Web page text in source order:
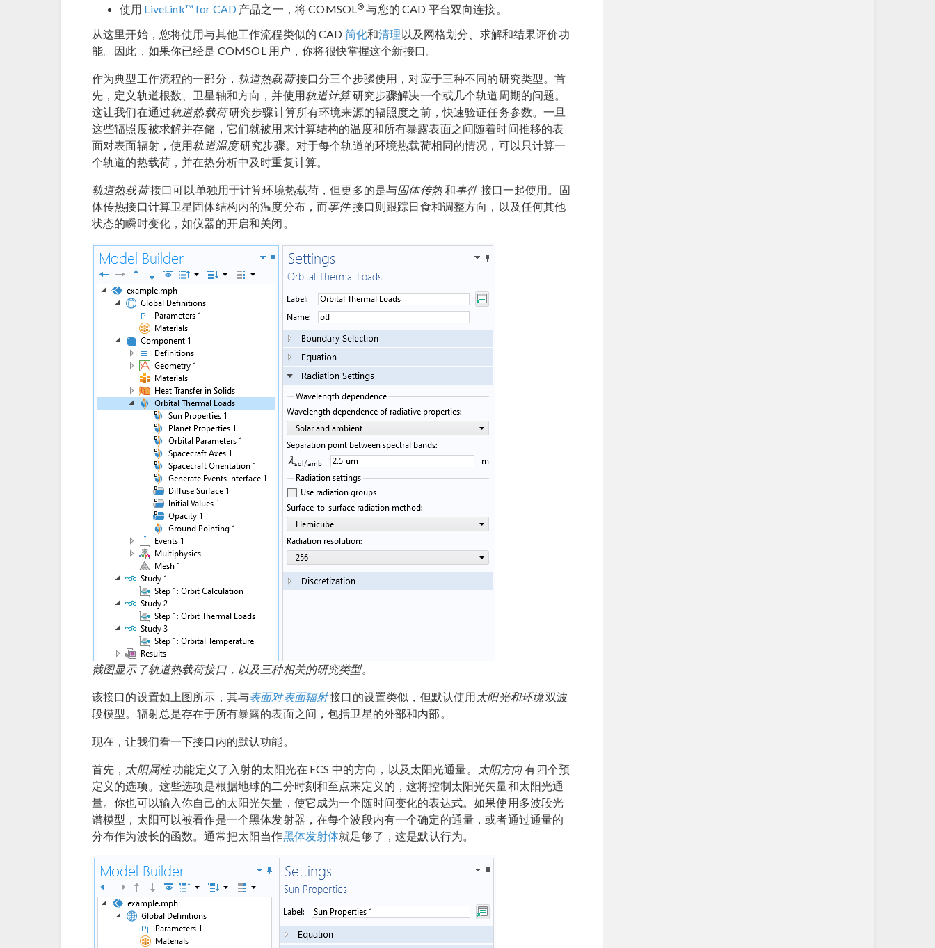
使用 LiveLink™ for CAD 产品之一，将 COMSOL ® 与您的 CAD 平台双向连接。
从这里开始，您将使用与其他工作流程类似的 CAD 简化和清理以及网格划分、求解和结果评价功
能。因此，如果你已经是 COMSOL 用户，你将很快掌握这个新接口。
作为典型工作流程的一部分， 轨道热载荷接口分三个步骤使用，对应于三种不同的研究类型。首
先，定义轨道根数、卫星轴和方向，并使用轨道计算研究步骤解决一个或几个轨道周期的问题。
这让我们在通过轨道热载荷研究步骤计算所有环境来源的辐照度之前，快速验证任务参数。一旦
这些辐照度被求解并存储，它们就被用来计算结构的温度和所有暴露表面之间随着时间推移的表
面对表面辐射，使用轨道温度研究步骤。对于每个轨道的环境热载荷相同的情况，可以只计算一
个轨道的热载荷，并在热分析中及时重复计算。
轨道热载荷接口可以单独用于计算环境热载荷，但更多的是与固体传热和事件接口一起使用。固
体传热接口计算卫星固体结构内的温度分布，而事件接口则跟踪日食和调整方向，以及任何其他
状态的瞬时变化，如仪器的开启和关闭。
截图显示了轨道热载荷接口，以及三种相关的研究类型。
该接口的设置如上图所示，其与表面对表面辐射接口的设置类似，但默认使用 太阳光和环境双波
段模型。辐射总是存在于所有暴露的表面之间，包括卫星的外部和内部。
现在，让我们看一下接口内的默认功能。
首先， 太阳属性功能定义了入射的太阳光在 ECS 中的方向，以及太阳光通量。 太阳方向有四个预
定义的选项。这些选项是根据地球的二分时刻和至点来定义的，这将控制太阳光矢量和太阳光通
量。你也可以输入你自己的太阳光矢量，使它成为一个随时间变化的表达式。如果使用多波段光
谱模型，太阳可以被看作是一个黑体发射器，在每个波段内有一个确定的通量，或者通过通量的
分布作为波长的函数。通常把太阳当作黑体发射体就足够了，这是默认行为。